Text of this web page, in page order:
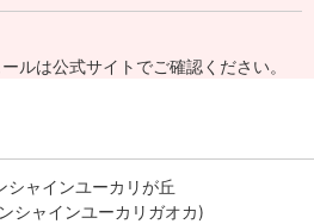
ルは公式サイトでご確認ください。
シャインユーカリが丘
シャインユーカリガオカ)